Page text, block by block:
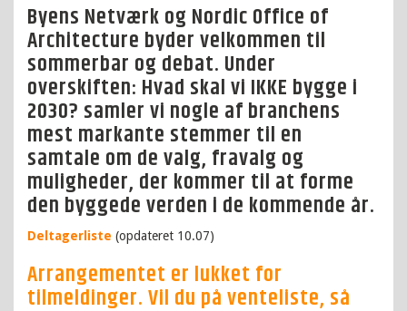
Byens Netværk og Nordic Office of
Architecture byder velkommen til
sommerbar og debat. Under
overskiften: Hvad skal vi IKKE bygge i
2030? samler vi nogle af branchens
mest markante stemmer til en
samtale om de valg, fravalg og
muligheder, der kommer til at forme
den byggede verden i de kommende år.
Deltagerliste (opdateret 10.07)
Arrangementet er lukket for
tilmeldinger. Vil du på venteliste, så